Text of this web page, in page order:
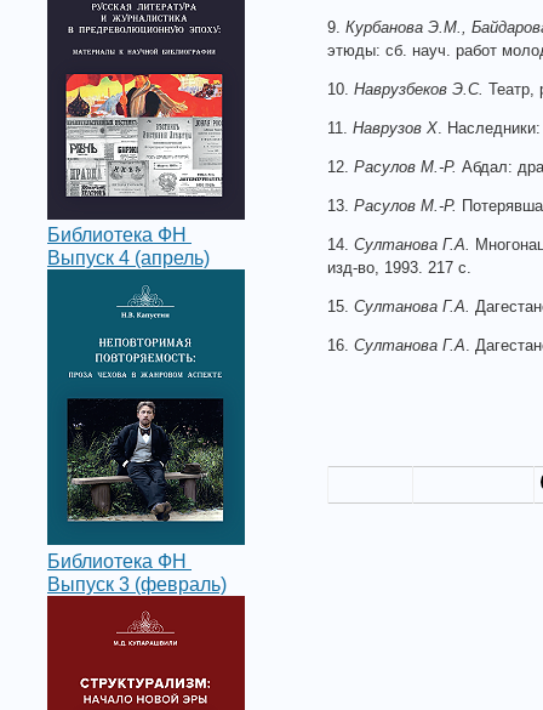
Библиотека ФН
Выпуск 4 (апрель)
Библиотека ФН
Выпуск 3 (февраль)
9. Курбанова Э.М.,
этюды: сб. науч. работ
10. Наврузбеков Э.С. Театр,
11. Наврузов Х. Наследники:
12. Расулов М.-Р. Абдал:
13. Расулов М.-Р.
14. Султанова Г.А.
изд-во, 1993. 217 с.
15. Султанова Г.А.
16. Султанова Г.А.